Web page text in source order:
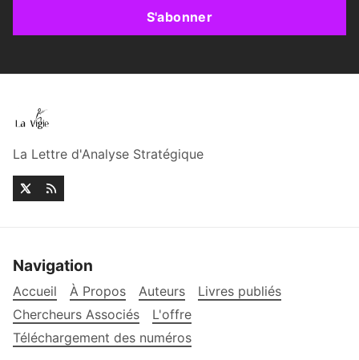
S'abonner
La Lettre d'Analyse Stratégique
Navigation
Accueil À Propos Auteurs
Livres publiés
Chercheurs Associés
L'offre
Téléchargement des numéros